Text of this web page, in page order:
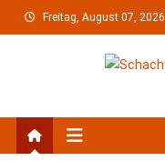
to
Freitag, August 07, 2026